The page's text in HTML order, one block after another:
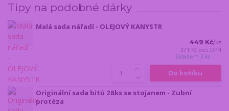
Tipy na podobné dárky
Malá sada nářadí - OLEJOVÝ KANYSTR
449 Kč/ks
371 Kč bez DPH
Skladem 3 ks
Do košíku
Originální sada bitů 28ks se stojanem - Zubní
protéza